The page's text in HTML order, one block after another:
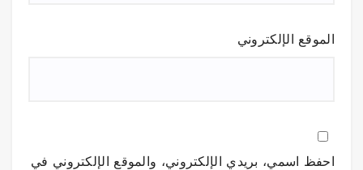
الموقع الإلكتروني
احفظ اسمي، بريدي الإلكتروني، والموقع الإلكتروني في